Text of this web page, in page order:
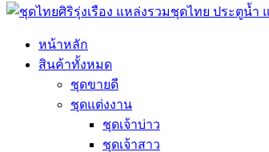
หน้าหลัก
สินค้าทั้งหมด
ชุดขายดี
ชุดแต่งงาน
ชุดเจ้าบ่าว
ชุดเจ้าสาว